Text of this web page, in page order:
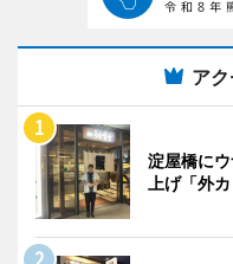
ア
淀屋橋に
上げ「外